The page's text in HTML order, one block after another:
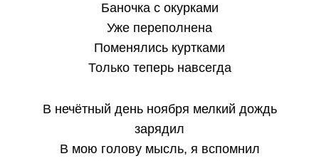
Баночка с окурками
Уже переполнена
Поменялись куртками
Только теперь навсегда
В нечётный день ноября мелкий дождь
зарядил
В мою голову мысль, я вспомнил